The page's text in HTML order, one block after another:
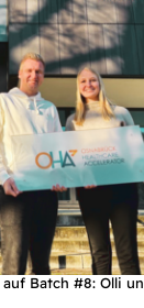
Batch #8: Olli